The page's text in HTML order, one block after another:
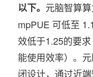
以下。 元脑智算
mpPUE 可低至
效低于1.25的要
能使用效率）。
闭设计，通过近